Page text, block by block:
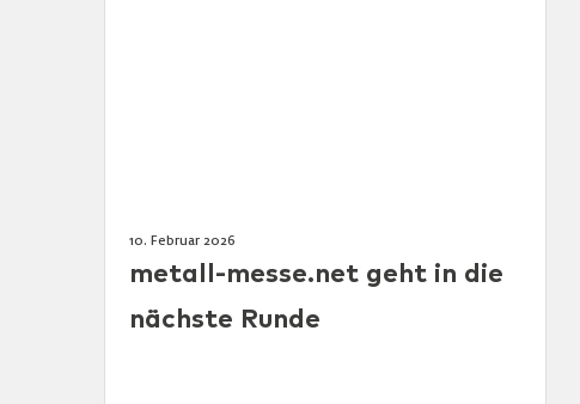
10. Februar 2026
metall-messe.net geht in die
nächste Runde